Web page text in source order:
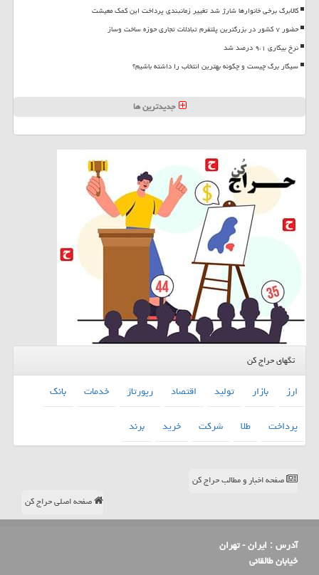
کالابرگ برخی خانوارها شارژ شد تغییر زمانبندی پرداخت این کمک معیشت
حضور ۷ کشور در بزرگترین پلتفرم تبادلات تجاری حوزه ساخت وساز
نرخ بیکاری ۹،۱ درصد شد
سیگار برگ چیست و چگونه بهترین انتخاب را داشته باشیم؟
جدیدترین ها
تگهای حراج کن
ارز بازار تولید اقتصاد رپورتاژ خدمات
بانك
پرداخت
طلا شركت خرید برند
صفحه اخبار و مطالب حراج کن
صفحه اصلی حراج کن
آدرس : ایران - تهران
خیابان طالقانی